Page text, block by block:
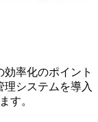
率化のポイント
システムを導入
す。